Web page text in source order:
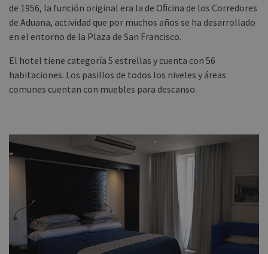
de 1956, la función original era la de Oﬁcina de los Corredores
de Aduana, actividad que por muchos años se ha desarrollado
en el entorno de la Plaza de San Francisco.
El hotel tiene categoría 5 estrellas y cuenta con 56
habitaciones. Los pasillos de todos los niveles y áreas
comunes cuentan con muebles para descanso.